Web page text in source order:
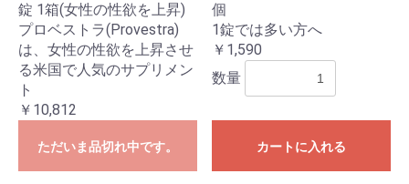
錠 1箱(女性の性欲を上昇)
プロベストラ(Provestra)
は、女性の性欲を上昇させ
る米国で人気のサプリメン
ト
￥10,812
ただいま品切れ中です。
個
1錠では多い方へ
￥1,590
数量
カートに入れる